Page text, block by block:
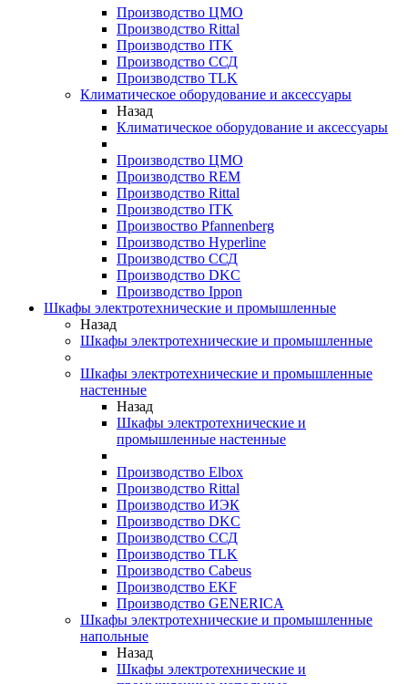
Производство ЦМО
Производство Rittal
Производство ITK
Производство ССД
Производство TLK
Климатическое оборудование и аксессуары
Назад
Климатическое оборудование и аксессуары
Производство ЦМО
Производство REM
Производство Rittal
Производство ITK
Произвоство Pfannenberg
Производство Hyperline
Производство ССД
Производство DKC
Производство Ippon
Шкафы электротехнические и промышленные
Назад
Шкафы электротехнические и промышленные
Шкафы электротехнические и промышленные
настенные
Назад
Шкафы электротехнические и
промышленные настенные
Производство Elbox
Производство Rittal
Производство ИЭК
Производство DKC
Производство ССД
Производство TLK
Производство Cabeus
Производство EKF
Производство GENERICA
Шкафы электротехнические и промышленные
напольные
Назад
Шкафы электротехнические и